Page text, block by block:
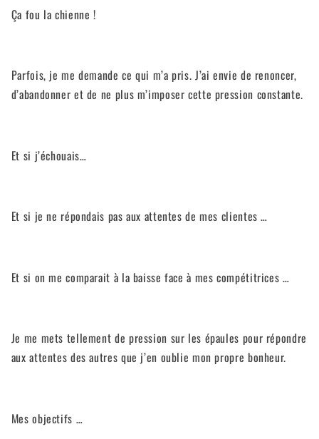
Ça fou la chienne !
Parfois, je me demande ce qui m’a pris. J’ai envie de renoncer,
d’abandonner et de ne plus m’imposer cette pression constante.
Et si j’échouais…
Et si je ne répondais pas aux attentes de mes clientes …
Et si on me comparait à la baisse face à mes compétitrices …
Je me mets tellement de pression sur les épaules pour répondre
aux attentes des autres que j’en oublie mon propre bonheur.
Mes objectifs …